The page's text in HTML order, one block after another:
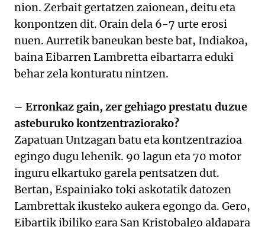
nion. Zerbait gertatzen zaionean, deitu eta
konpontzen dit. Orain dela 6-7 urte erosi
nuen. Aurretik baneukan beste bat, Indiakoa,
baina Eibarren Lambretta eibartarra eduki
behar zela konturatu nintzen.
– Erronkaz gain, zer gehiago prestatu duzue
asteburuko kontzentraziorako?
Zapatuan Untzagan batu eta kontzentrazioa
egingo dugu lehenik. 90 lagun eta 70 motor
inguru elkartuko garela pentsatzen dut.
Bertan, Espainiako toki askotatik datozen
Lambrettak ikusteko aukera egongo da. Gero,
Eibartik ibiliko gara San Kristobalgo aldapara